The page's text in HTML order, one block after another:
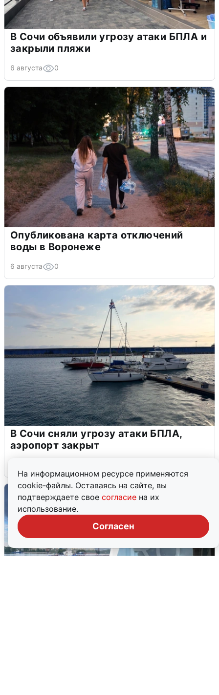
На информационном ресурсе применяются
cookie-файлы. Оставаясь на сайте, вы
подтверждаете свое согласие на их
использование.
Согласен
В Сочи объявили угрозу атаки БПЛА и
закрыли пляжи
6 августа 0
Опубликована карта отключений
воды в Воронеже
6 августа 0
В Сочи сняли угрозу атаки БПЛА,
аэропорт закрыт